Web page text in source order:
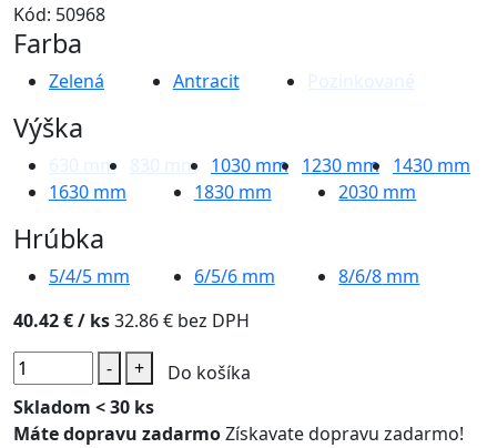
Kód: 50968
Farba
Zelená Antracit Pozinkované
Výška
630 mm 830 mm 1030 mm 1230 mm 1430 mm
1630 mm 1830 mm 2030 mm
Hrúbka
5/4/5 mm 6/5/6mm 8/6/8 mm
40.42 €/ ks32.86 € bez DPH
-
+
Do košíka
Skladom < 30 ks
Máte dopravu zadarmoZískavate dopravu zadarmo!